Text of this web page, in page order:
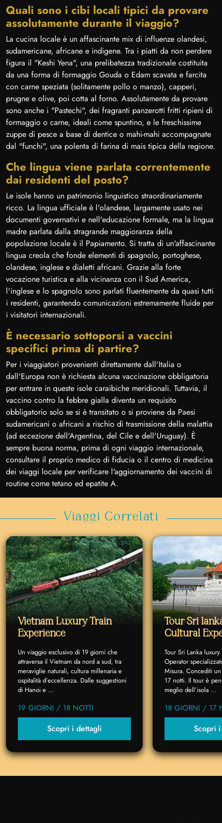
Quali sono i cibi locali tipici da provare
assolutamente durante il viaggio?
La cucina locale è un affascinante mix di influenze olandesi,
sudamericane, africane e indigene. Tra i piatti da non perdere
figura il "Keshi Yena", una prelibatezza tradizionale costituita
da una forma di formaggio Gouda o Edam scavata e farcita
con carne speziata (solitamente pollo o manzo), capperi,
prugne e olive, poi cotta al forno. Assolutamente da provare
sono anche i "Pastechi", dei fragranti panzerotti fritti ripieni di
formaggio o carne, ideali come spuntino, e le freschissime
zuppe di pesce a base di dentice o mahi-mahi accompagnate
dal "funchi", una polenta di farina di mais tipica della regione.
Che lingua viene parlata correntemente
dai residenti del posto?
Le isole hanno un patrimonio linguistico straordinariamente
ricco. La lingua ufficiale è l'olandese, largamente usato nei
documenti governativi e nell'educazione formale, ma la lingua
madre parlata dalla stragrande maggioranza della
popolazione locale è il Papiamento. Si tratta di un'affascinante
lingua creola che fonde elementi di spagnolo, portoghese,
olandese, inglese e dialetti africani. Grazie alla forte
vocazione turistica e alla vicinanza con il Sud America,
l'inglese e lo spagnolo sono parlati fluentemente da quasi tutti
i residenti, garantendo comunicazioni estremamente fluide per
i visitatori internazionali.
È necessario sottoporsi a vaccini
specifici prima di partire?
Per i viaggiatori provenienti direttamente dall'Italia o
dall'Europa non è richiesta alcuna vaccinazione obbligatoria
per entrare in queste isole caraibiche meridionali. Tuttavia, il
vaccino contro la febbre gialla diventa un requisito
obbligatorio solo se si è transitato o si proviene da Paesi
sudamericani o africani a rischio di trasmissione della malattia
(ad eccezione dell'Argentina, del Cile e dell'Uruguay). È
sempre buona norma, prima di ogni viaggio internazionale,
consultare il proprio medico di fiducia o il centro di medicina
dei viaggi locale per verificare l'aggiornamento dei vaccini di
routine come tetano ed epatite A.
Viaggi Correlati
Vietnam Luxury Train
Experience
Un viaggio esclusivo di 19 giorni che
attraversa il Vietnam da nord a sud, tra
meraviglie naturali, cultura millenaria e
ospitalità d’eccellenza. Dalle suggestioni
di Hanoi e ...
19 GIORNI / 18 NOTTI
Scopri i dettagli
Tour Sri
Cultural
Tour Sri Lanka
Operator
Misura. Concediti
17 notti. Il tour è
meglio dell’isola ...
18 GIORNI / 17
Scopri